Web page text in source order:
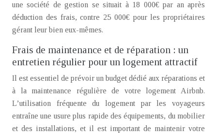
une société de gestion se situait à 18 000€ par an après
déduction des frais, contre 25 000€ pour les propriétaires
gérant leur bien eux-mêmes.
Frais de maintenance et de réparation : un
entretien régulier pour un logement attractif
Il est essentiel de prévoir un budget dédié aux réparations et
à la maintenance régulière de votre logement Airbnb.
L’utilisation fréquente du logement par les voyageurs
entraîne une usure plus rapide des équipements, du mobilier
et des installations, et il est important de maintenir votre